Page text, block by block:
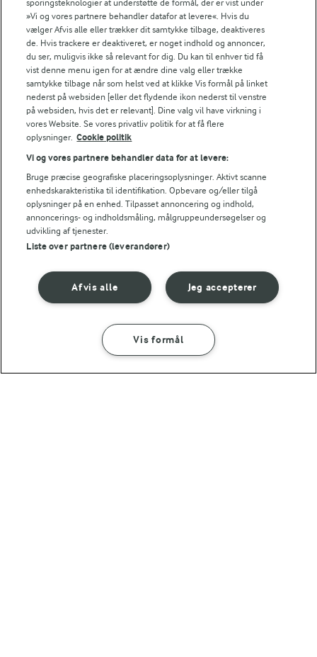
Energiindhold:
594 kJ / 142 kcal
Energifordeling
ENERGI PR 100 G
Fiber:
2,3 g
Protein:
6 g
Fedt:
3,1 g
Kulhydrat:
22,2 g
Vil du have et kig på den klassiske bolognese?
Spaghetti bolognese
SÅDAN GØR DU INGREDIENSER
sporingsteknologier at understøtte de formål, der er vist under
»Vi og vores partnere behandler datafor at levere«. Hvis du
vælger Afvis alle eller trækker dit samtykke tilbage, deaktiveres
de. Hvis trackere er deaktiveret, er noget indhold og annoncer,
du ser, muligvis ikke så relevant for dig. Du kan til enhver tid få
vist denne menu igen for at ændre dine valg eller trække
samtykke tilbage når som helst ved at klikke Vis formål på linket
nederst på websiden [eller det flydende ikon nederst til venstre
på websiden, hvis det er relevant]. Dine valg vil have virkning i
vores Website. Se vores privatliv politik for at få flere
oplysninger. Cookie politik
Vi og vores partnere behandler data for at levere:
Bruge præcise geografiske placeringsoplysninger. Aktivt scanne
enhedskarakteristika til identifikation. Opbevare og/eller tilgå
oplysninger på en enhed. Tilpasset annoncering og indhold,
annoncerings- og indholdsmåling, målgruppeundersøgelser og
udvikling af tjenester.
Liste over partnere (leverandører)
Jeg accepterer
Afvis alle
Vis formål